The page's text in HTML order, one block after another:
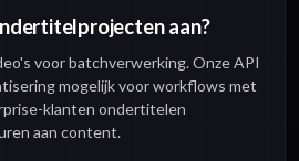
aan?
voor batchverwerking. Onze API
mogelijk voor workflows met
klanten ondertitelen
aan content.